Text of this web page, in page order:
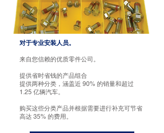
对于专业安装人员。
来自您信赖的优质零件公司。
提供省时省钱的产品组合
提供两种分类，涵盖近 90% 的销量和超过
1.25 亿辆汽车。
购买这些分类产品并根据需要进行补充可节省
高达 35% 的费用。